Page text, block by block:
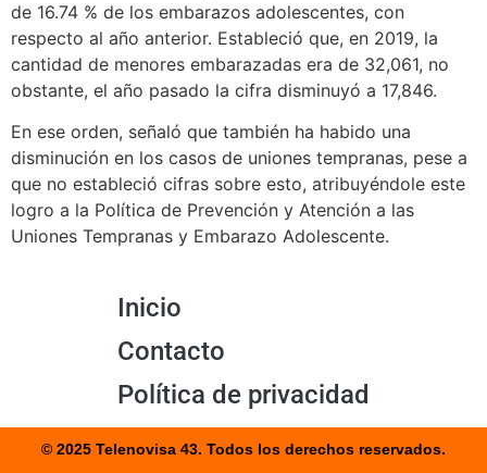
de 16.74 % de los embarazos adolescentes, con
respecto al año anterior. Estableció que, en 2019, la
cantidad de menores embarazadas era de 32,061, no
obstante, el año pasado la cifra disminuyó a 17,846.
En ese orden, señaló que también ha habido una
disminución en los casos de uniones tempranas, pese a
que no estableció cifras sobre esto, atribuyéndole este
logro a la Política de Prevención y Atención a las
Uniones Tempranas y Embarazo Adolescente.
Inicio
Contacto
Política de privacidad
© 2025 Telenovisa 43. Todos los derechos reservados.